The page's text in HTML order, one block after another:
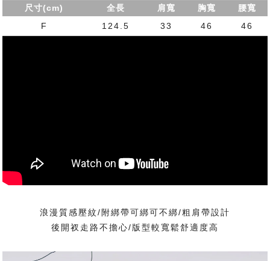
尺寸(cm) 全長 肩寬 胸寬
腰寬
F
124.5 33 46 46
浪漫質感壓紋/附綁帶可綁可不綁/粗肩帶設計
後開衩走路不擔心/版型較寬鬆舒適度高